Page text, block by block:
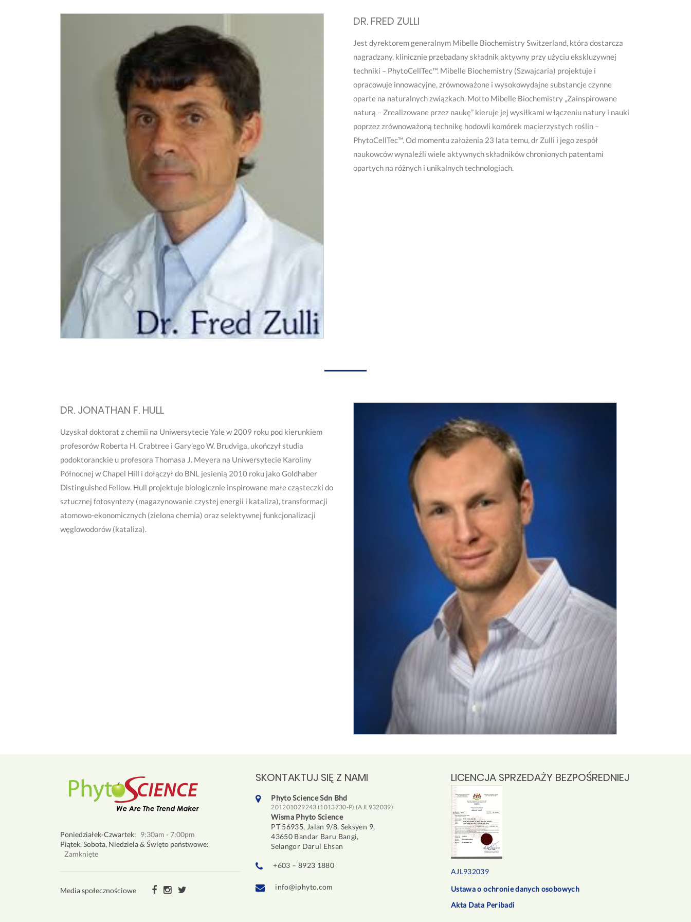
DR. FRED ZULLI
Jest dyrektorem generalnym Mibelle Biochemistry Switzerland, która dostarcza
nagradzany, klinicznie przebadany składnik aktywny przy użyciu ekskluzywnej
techniki – PhytoCellTec™. Mibelle Biochemistry (Szwajcaria) projektuje i
opracowuje innowacyjne, zrównoważone i wysokowydajne substancje czynne
oparte na naturalnych związkach. Motto Mibelle Biochemistry „Zainspirowane
naturą – Zrealizowane przez naukę” kieruje jej wysiłkami w łączeniu natury i nauki
poprzez zrównoważoną technikę hodowli komórek macierzystych roślin –
PhytoCellTec™. Od momentu założenia 23 lata temu, dr Zulli i jego zespół
naukowców wynaleźli wiele aktywnych składników chronionych patentami
opartych na różnych i unikalnych technologiach.
DR. JONATHAN F. HULL
Uzyskał doktorat z chemii na Uniwersytecie Yale w 2009 roku pod kierunkiem
profesorów Roberta H. Crabtree i Gary’ego W. Brudviga, ukończył studia
podoktoranckie u profesora Thomasa J. Meyera na Uniwersytecie Karoliny
Północnej w Chapel Hill i dołączył do BNL jesienią 2010 roku jako Goldhaber
Distinguished Fellow. Hull projektuje biologicznie inspirowane małe cząsteczki do
sztucznej fotosyntezy (magazynowanie czystej energii i kataliza), transformacji
atomowo-ekonomicznych (zielona chemia) oraz selektywnej funkcjonalizacji
węglowodorów (kataliza).
Poniedziałek-Czwartek: 9:30am - 7:00pm
Piątek, Sobota, Niedziela & Święto państwowe:
Zamknięte
Media społecznościowe
SKONTAKTUJ SIĘ Z NAMI
Phyto Science Sdn Bhd
201201029243 (1013730-P) (AJL932039)
Wisma Phyto Science
PT 56935, Jalan 9/8, Seksyen 9,
43650 Bandar Baru Bangi,
Selangor Darul Ehsan
+603 – 8923 1880
info@iphyto.com
LICENCJA SPRZEDAŻY BEZPOŚREDNIEJ
AJL932039
Ustawa o ochronie danych osobowych
Akta Data Peribadi